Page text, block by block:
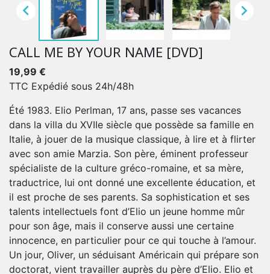
 
CALL ME BY YOUR NAME [DVD]
19,99 €
TTC Expédié sous 24h/48h
Été 1983. Elio Perlman, 17 ans, passe ses vacances
dans la villa du XVIIe siècle que possède sa famille en
Italie, à jouer de la musique classique, à lire et à flirter
avec son amie Marzia. Son père, éminent professeur
spécialiste de la culture gréco-romaine, et sa mère,
traductrice, lui ont donné une excellente éducation, et
il est proche de ses parents. Sa sophistication et ses
talents intellectuels font d’Elio un jeune homme mûr
pour son âge, mais il conserve aussi une certaine
innocence, en particulier pour ce qui touche à l’amour.
Un jour, Oliver, un séduisant Américain qui prépare son
doctorat, vient travailler auprès du père d’Elio. Elio et